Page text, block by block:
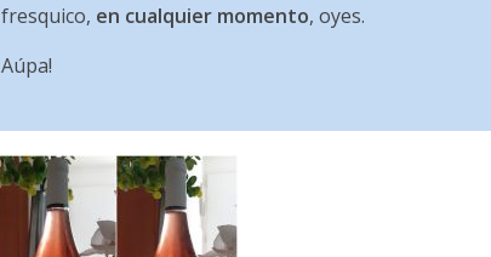
fresquico, en cualquier momento, oyes.
Aúpa!